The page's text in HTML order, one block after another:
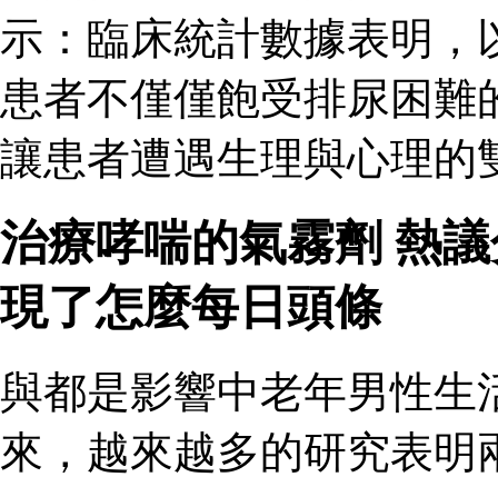
示：臨床統計數據表明，
患者不僅僅飽受排尿困
讓患者遭遇生理與心理的
治療哮喘的氣霧劑 熱
現了怎麼每日頭條
與都是影響中老年男性生
來，越來越多的研究表